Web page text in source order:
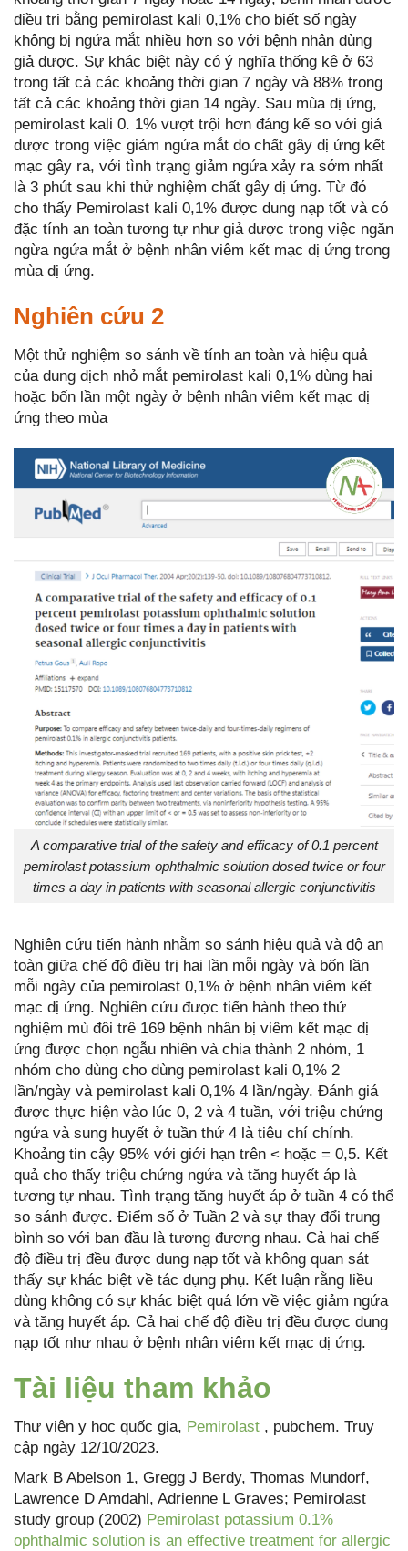
điều trị bằng pemirolast kali 0,1% cho biết số ngày
không bị ngứa mắt nhiều hơn so với bệnh nhân dùng
giả dược. Sự khác biệt này có ý nghĩa thống kê ở 63
trong tất cả các khoảng thời gian 7 ngày và 88% trong
tất cả các khoảng thời gian 14 ngày. Sau mùa dị ứng,
pemirolast kali 0. 1% vượt trội hơn đáng kể so với giả
dược trong việc giảm ngứa mắt do chất gây dị ứng kết
mạc gây ra, với tình trạng giảm ngứa xảy ra sớm nhất
là 3 phút sau khi thử nghiệm chất gây dị ứng. Từ đó
cho thấy Pemirolast kali 0,1% được dung nạp tốt và có
đặc tính an toàn tương tự như giả dược trong việc ngăn
ngừa ngứa mắt ở bệnh nhân viêm kết mạc dị ứng trong
mùa dị ứng.
Nghiên cứu 2
Một thử nghiệm so sánh về tính an toàn và hiệu quả
của dung dịch nhỏ mắt pemirolast kali 0,1% dùng hai
hoặc bốn lần một ngày ở bệnh nhân viêm kết mạc dị
ứng theo mùa
A comparative trial of the safety and efficacy of 0.1 percent
pemirolast potassium ophthalmic solution dosed twice or four
times a day in patients with seasonal allergic conjunctivitis
Nghiên cứu tiến hành nhằm so sánh hiệu quả và độ an
toàn giữa chế độ điều trị hai lần mỗi ngày và bốn lần
mỗi ngày của pemirolast 0,1% ở bệnh nhân viêm kết
mạc dị ứng. Nghiên cứu được tiến hành theo thử
nghiệm mù đôi trê 169 bệnh nhân bị viêm kết mạc dị
ứng được chọn ngẫu nhiên và chia thành 2 nhóm, 1
nhóm cho dùng cho dùng pemirolast kali 0,1% 2
lần/ngày và pemirolast kali 0,1% 4 lần/ngày. Đánh giá
được thực hiện vào lúc 0, 2 và 4 tuần, với triệu chứng
ngứa và sung huyết ở tuần thứ 4 là tiêu chí chính.
Khoảng tin cậy 95% với giới hạn trên < hoặc = 0,5. Kết
quả cho thấy triệu chứng ngứa và tăng huyết áp là
tương tự nhau. Tình trạng tăng huyết áp ở tuần 4 có thể
so sánh được. Điểm số ở Tuần 2 và sự thay đổi trung
bình so với ban đầu là tương đương nhau. Cả hai chế
độ điều trị đều được dung nạp tốt và không quan sát
thấy sự khác biệt về tác dụng phụ. Kết luận rằng liều
dùng không có sự khác biệt quá lớn về việc giảm ngứa
và tăng huyết áp. Cả hai chế độ điều trị đều được dung
nạp tốt như nhau ở bệnh nhân viêm kết mạc dị ứng.
Tài liệu tham khảo
Thư viện y học quốc gia, Pemirolast , pubchem. Truy
cập ngày 12/10/2023.
Mark B Abelson 1, Gregg J Berdy, Thomas Mundorf,
Lawrence D Amdahl, Adrienne L Graves; Pemirolast
study group (2002) Pemirolast potassium 0.1%
ophthalmic solution is an effective treatment for allergic